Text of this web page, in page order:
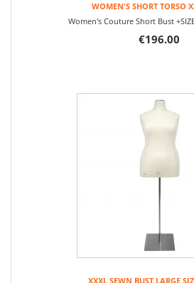
WOMEN'S SHORT TORSO
Women's Couture Short Bust
€196.00
XXXL SEWN BUST LARGE